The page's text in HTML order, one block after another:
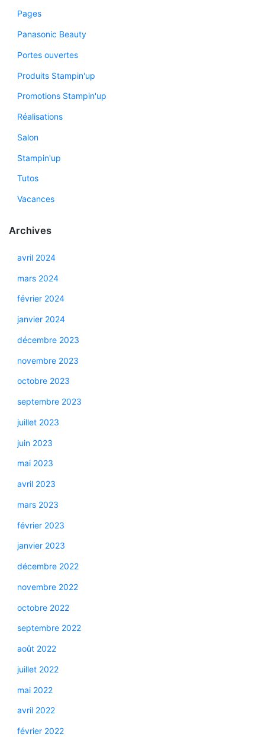
Pages
Panasonic Beauty
Portes ouvertes
Produits Stampin'up
Promotions Stampin'up
Réalisations
Salon
Stampin'up
Tutos
Vacances
Archives
avril 2024
mars 2024
février 2024
janvier 2024
décembre 2023
novembre 2023
octobre 2023
septembre 2023
juillet 2023
juin 2023
mai 2023
avril 2023
mars 2023
février 2023
janvier 2023
décembre 2022
novembre 2022
octobre 2022
septembre 2022
août 2022
juillet 2022
mai 2022
avril 2022
février 2022